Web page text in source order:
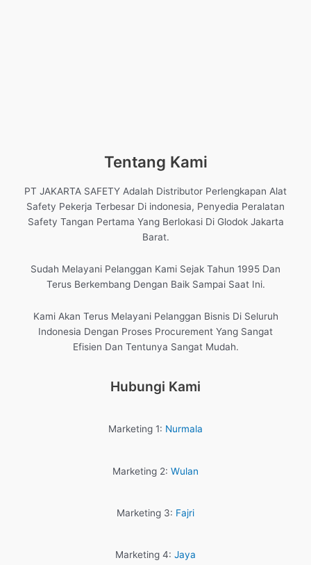
Tentang Kami
PT JAKARTA SAFETY Adalah Distributor Perlengkapan Alat
Safety Pekerja Terbesar Di indonesia, Penyedia Peralatan
Safety Tangan Pertama Yang Berlokasi Di Glodok Jakarta
Barat.
Sudah Melayani Pelanggan Kami Sejak Tahun 1995 Dan
Terus Berkembang Dengan Baik Sampai Saat Ini.
Kami Akan Terus Melayani Pelanggan Bisnis Di Seluruh
Indonesia Dengan Proses Procurement Yang Sangat
Efisien Dan Tentunya Sangat Mudah.
Hubungi Kami
Marketing 1: Nurmala
Marketing 2: Wulan
Marketing 3: Fajri
Marketing 4: Jaya